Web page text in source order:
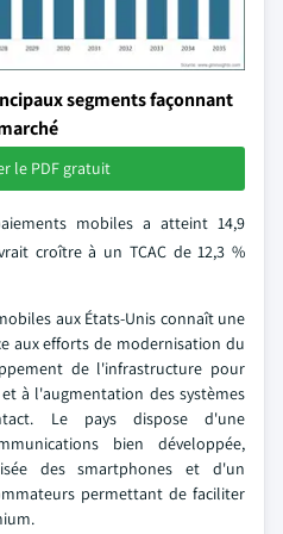
segments façonnant
le PDF gratuit
mobiles a atteint 14,9
croître à un TCAC de 12,3 %
aux États-Unis connaît une
aux efforts de modernisation du
de l'infrastructure pour
à l'augmentation des systèmes
Le pays dispose d'une
bien développée,
des smartphones et d'un
permettant de faciliter